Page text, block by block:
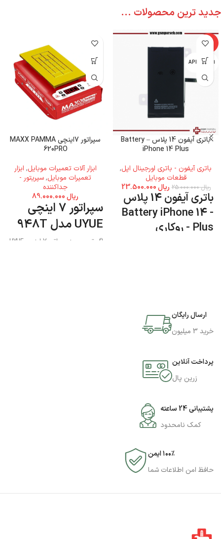
جدید ترین محصولات ...
-6%
اپل - APPLE
باتری آیفون 14 پلاس – Battery
iPhone 14 Plus
باتری آیفون - باتری اورجینال اپل,
قطعات موبایل
ریال25.000.000 ریال
باتری آیفون 14 پلاس
- Battery iPhone 14
Plus - روکاری
سپراتور 7اینچی MAXX PAMMA
620PRO
ابزار آلات تعمیرات موبایل, ابزار
تعمیرات موبایل,سپریتور -
جداکننده
ریال
سپراتور 7 اینچی
UYUE مدل 948T
اگر تصمیم به سپراتور 7 اینچی UYUE
ارسال رایگان
خرید 3 میلیون
پرداخت آنلاین
زرین پال
پشتیبانی 24 ساعته
کمک نامحدود
۱۰۰٪ ایمن
حافظ امن اطلاعات شما